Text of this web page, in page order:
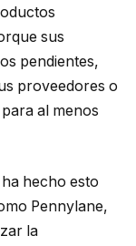
sus
pendientes,
proveedores o
al menos
hecho esto
Pennylane,
la